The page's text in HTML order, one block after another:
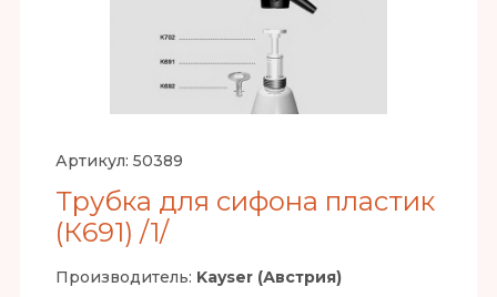
Артикул: 50389
Трубка для сифона пластик
(К691) /1/
Производитель: Kayser (Австрия)